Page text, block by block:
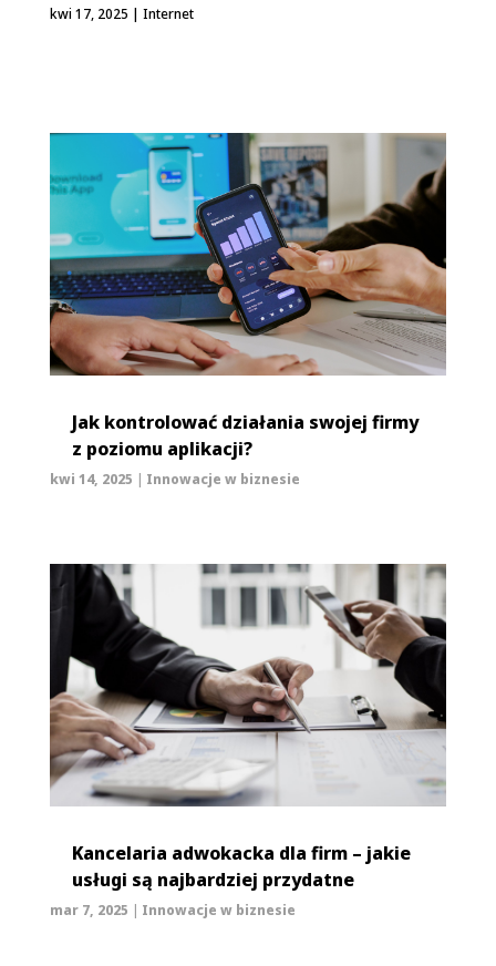
kwi 17, 2025 | Internet
Jak kontrolować działania swojej firmy
z poziomu aplikacji?
kwi 14, 2025 | Innowacje w biznesie
Kancelaria adwokacka dla firm – jakie
usługi są najbardziej przydatne
mar 7, 2025 | Innowacje w biznesie